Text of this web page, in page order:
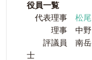
役員一覧
代表理事 松
理事 中野
評議員 南岳
士